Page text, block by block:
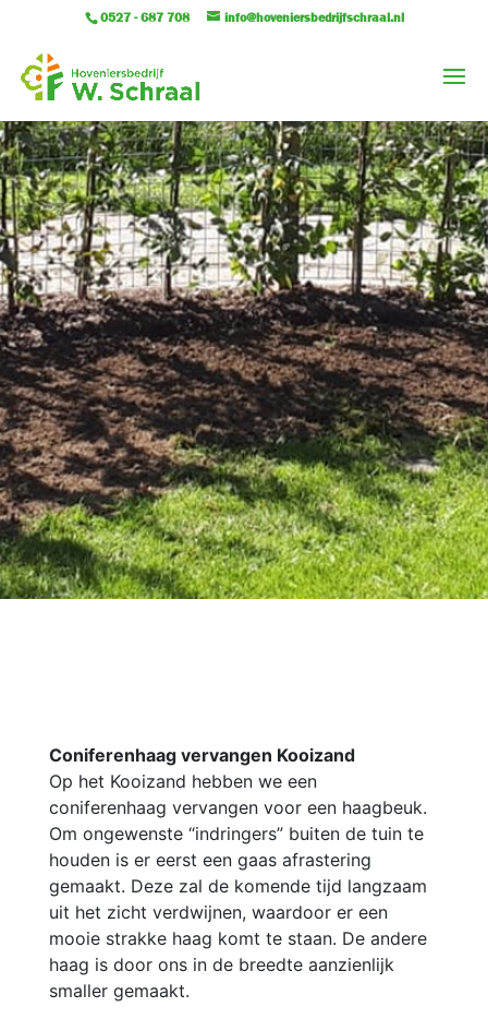
0527 - 687 708 info@hoveniersbedrijfschraal.nl
Coniferenhaag vervangen Kooizand
Op het Kooizand hebben we een
coniferenhaag vervangen voor een haagbeuk.
Om ongewenste “indringers” buiten de tuin te
houden is er eerst een gaas afrastering
gemaakt. Deze zal de komende tijd langzaam
uit het zicht verdwijnen, waardoor er een
mooie strakke haag komt te staan. De andere
haag is door ons in de breedte aanzienlijk
smaller gemaakt.